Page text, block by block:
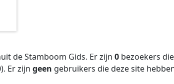
de Stamboom Gids. Er zijn 0 bezoekers
). Er zijn geen gebruikers die deze site